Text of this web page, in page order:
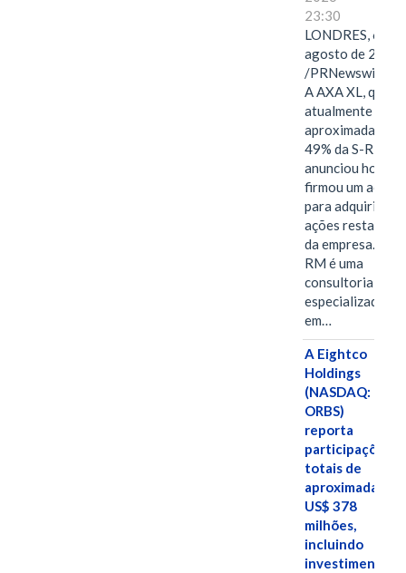
23:30
LONDRES, 6 de
agosto de 2026
/PRNewswire/ --
A AXA XL, que
atualmente
49% da S-RM,
anunciou hoje
firmou um
para adquirir as
ações restantes
da empresa. A S-
RM é uma
consultoria
especializada
em…
A Eightco
Holdings
(NASDAQ:
ORBS)
reporta
participações
totais de
US$ 378
milhões,
incluindo
investimentos